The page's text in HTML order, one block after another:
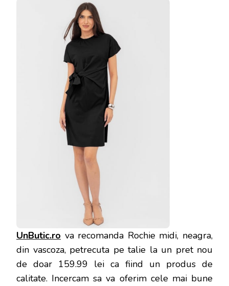
UnButic.ro va recomanda Rochie midi, neagra,
din vascoza, petrecuta pe talie la un pret nou
de doar 159.99 lei ca fiind un produs de
calitate. Incercam sa va oferim cele mai bune